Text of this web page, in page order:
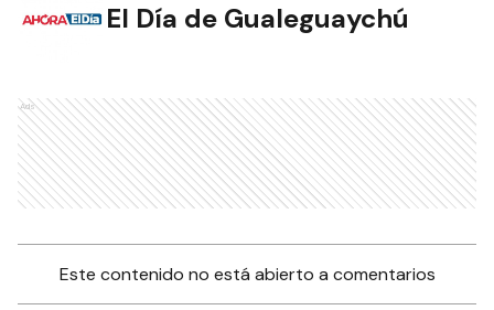
El Día de Gualeguaychú
Ads
Este contenido no está abierto a comentarios